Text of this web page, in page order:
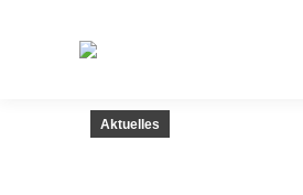
Aktuelles